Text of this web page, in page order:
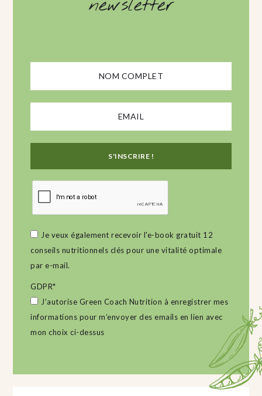
newsletter
Je veux également recevoir l'e-book gratuit 12
conseils nutritionnels clés pour une vitalité optimale
par e-mail.
GDPR*
J’autorise Green Coach Nutrition à enregistrer mes
informations pour m’envoyer des emails en lien avec
mon choix ci-dessus